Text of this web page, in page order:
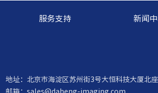
服务支持 新闻
地址：北京市海淀区苏州街3号大恒科技大厦北